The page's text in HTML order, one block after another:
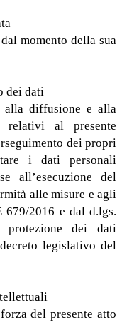
momento della sua
dei dati
alla diffusione e alla
relativi al presente
dei propri
i dati personali
all’esecuzione del
alle misure e agli
2016 e dal d.lgs.
dei dati
legislativo del
del presente atto